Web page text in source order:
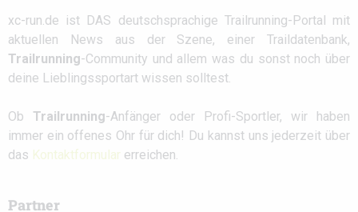
xc-run.de ist DAS deutschsprachige Trailrunning-Portal mit
aktuellen News aus der Szene, einer Traildatenbank,
Trailrunning-Community und allem was du sonst noch über
deine Lieblingssportart wissen solltest.
Ob Trailrunning-Anfänger oder Profi-Sportler, wir haben
immer ein offenes Ohr für dich! Du kannst uns jederzeit über
das Kontaktformular erreichen.
Partner